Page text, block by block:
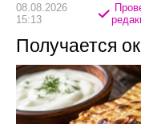
08.08.2026
15:13
Получается